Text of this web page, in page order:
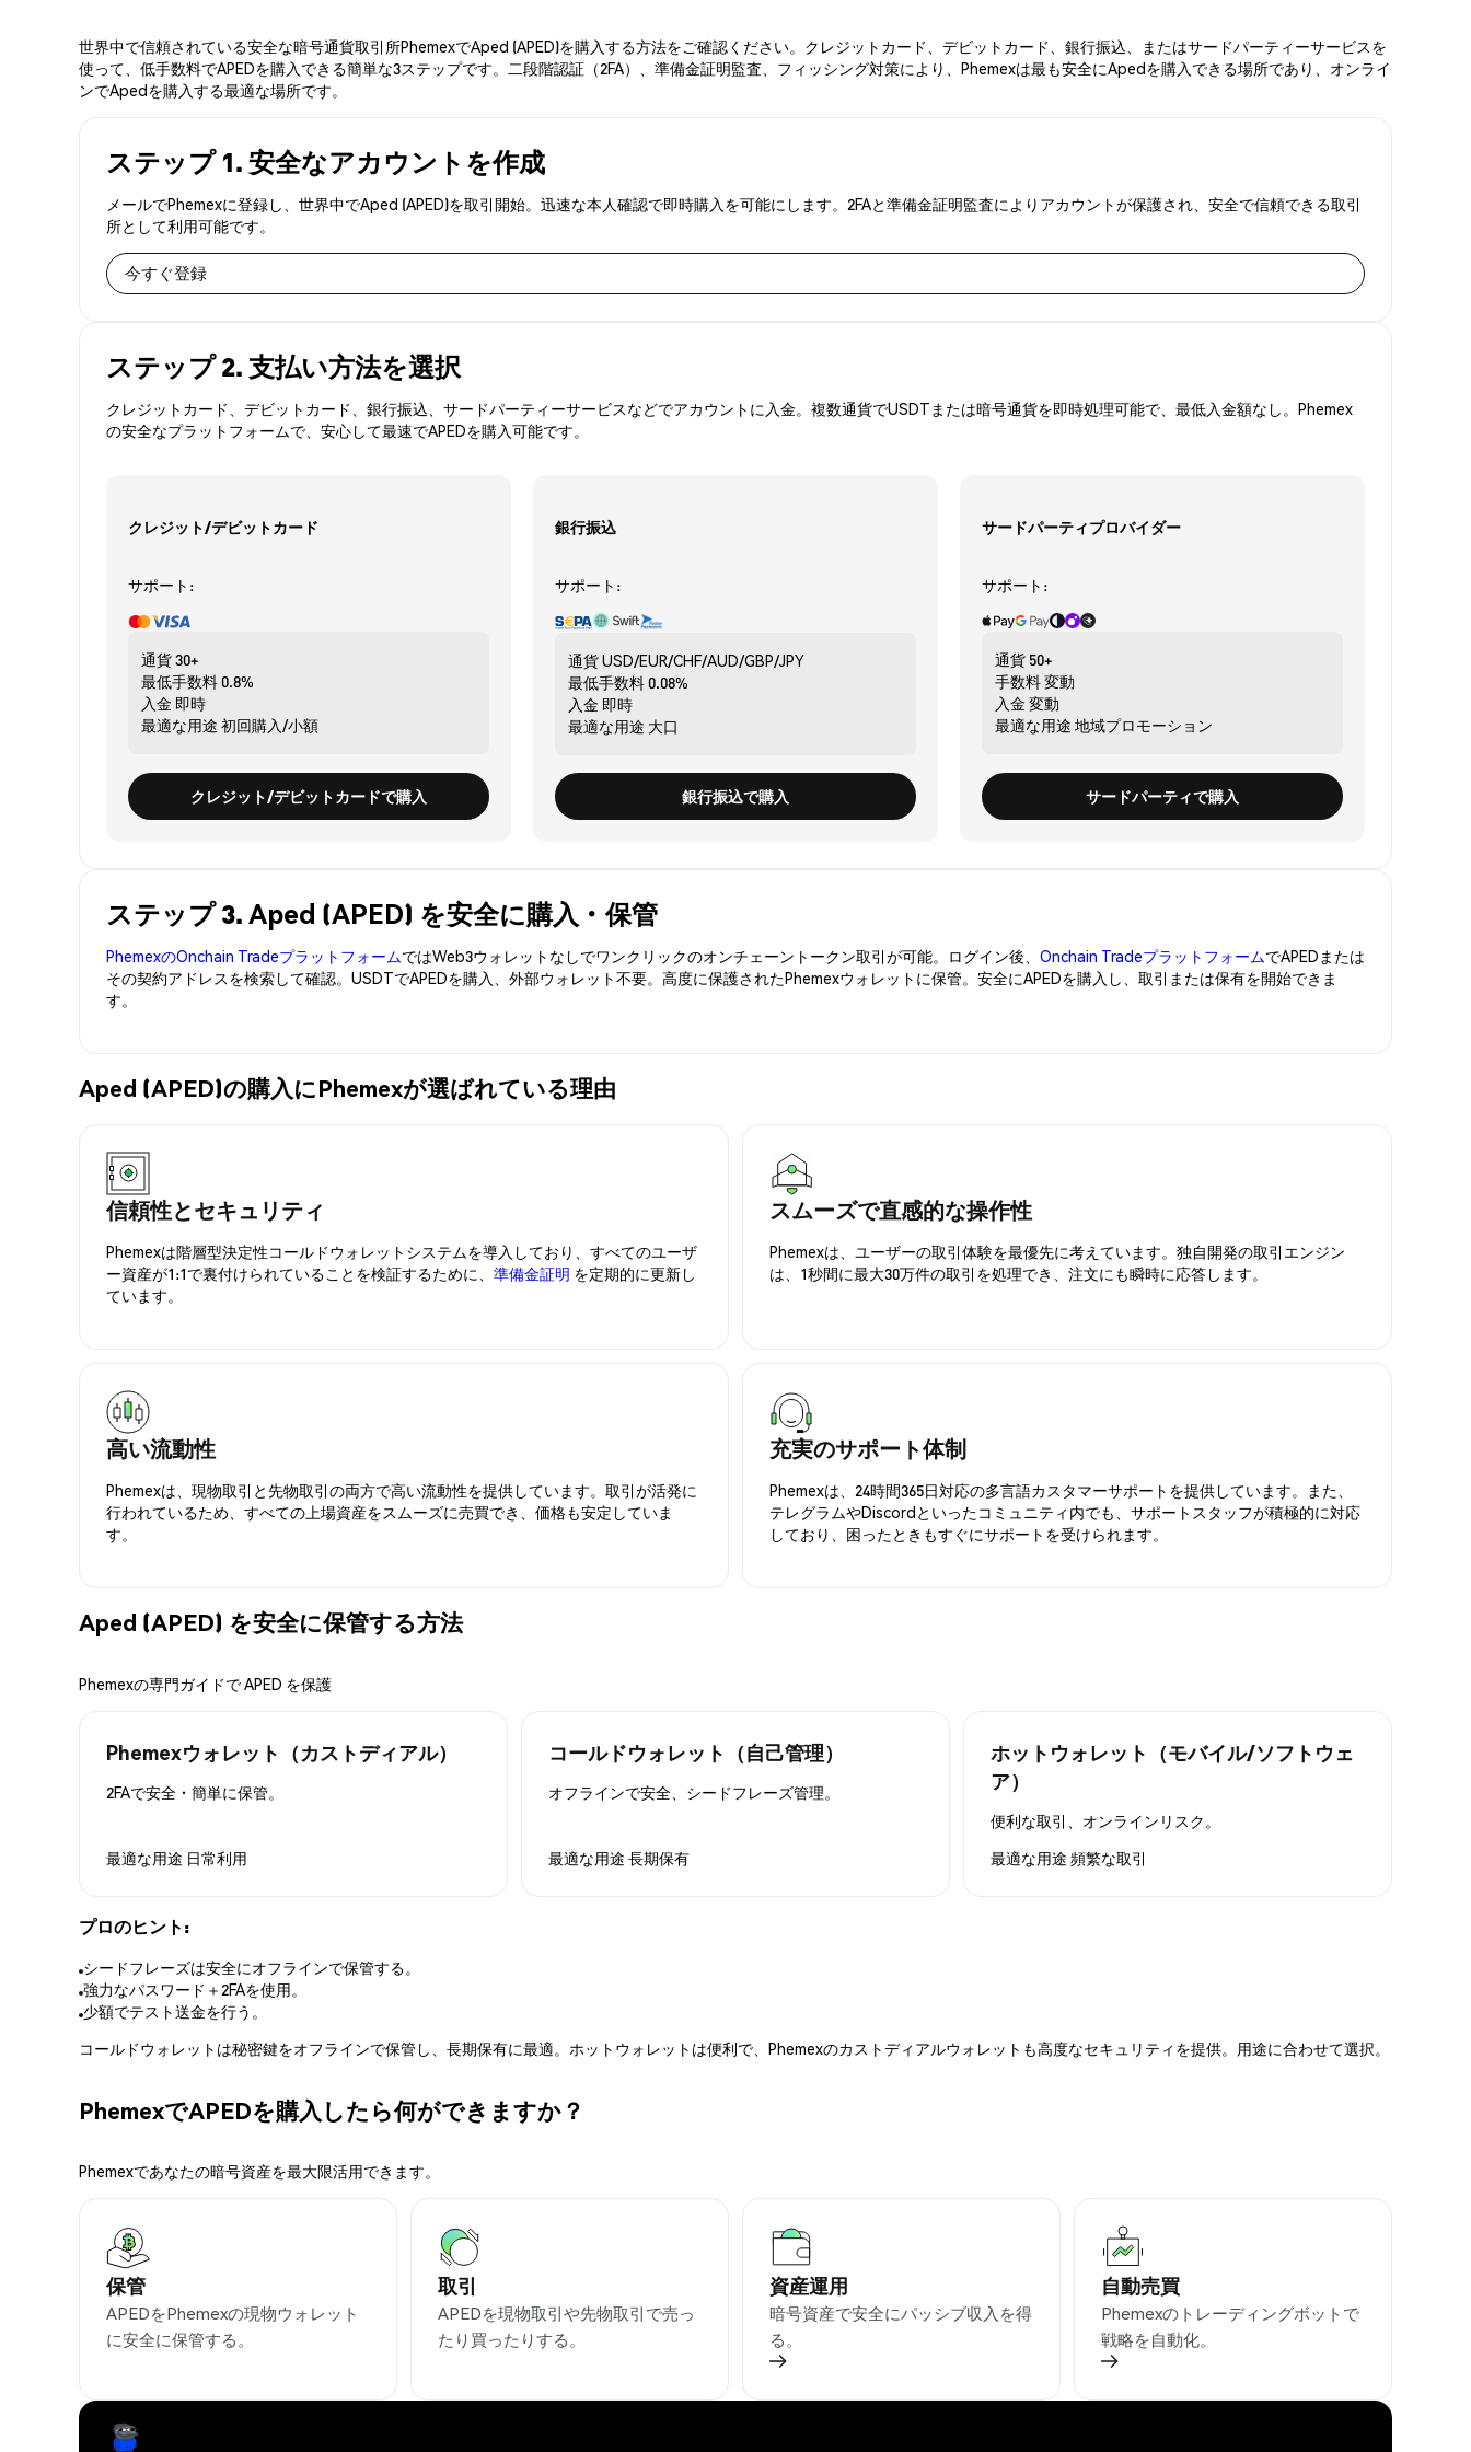
世界中で信頼されている安全な暗号通貨取引所PhemexでAped (APED)を購入する方法をご確認ください。クレジットカード、デビットカード、銀行振込、またはサードパーティーサービスを
使って、低手数料でAPEDを購入できる簡単な3ステップです。二段階認証（2FA）、準備金証明監査、フィッシング対策により、Phemexは最も安全にApedを購入できる場所であり、オンライ
ンでApedを購入する最適な場所です。
ステップ 1. 安全なアカウントを作成
メールでPhemexに登録し、世界中でAped (APED)を取引開始。迅速な本人確認で即時購入を可能にします。2FAと準備金証明監査によりアカウントが保護され、安全で信頼できる取引
所として利用可能です。
今すぐ登録
ステップ 2. 支払い方法を選択
クレジットカード、デビットカード、銀行振込、サードパーティーサービスなどでアカウントに入金。複数通貨でUSDTまたは暗号通貨を即時処理可能で、最低入金額なし。Phemex
の安全なプラットフォームで、安心して最速でAPEDを購入可能です。
クレジット/デビットカード
サポート:
通貨30+
最低手数料0.8%
入金 即時
最適な用途 初回購入/小額
クレジット/デビットカードで購入
銀行振込
サポート:
通貨USD/EUR/CHF/AUD/GBP/JPY
最低手数料0.08%
入金 即時
最適な用途 大口
銀行振込で購入
サードパーティプロバイダー
サポート:
通貨 50+
手数料変動
入金 変動
最適な用途 地域プロモーション
サードパーティで購入
ステップ 3. Aped (APED) を安全に購入・保管
PhemexのOnchain TradeプラットフォームではWeb3ウォレットなしでワンクリックのオンチェーントークン取引が可能。ログイン後、 Onchain TradeプラットフォームでAPEDまたは
その契約アドレスを検索して確認。USDTでAPEDを購入、外部ウォレット不要。高度に保護されたPhemexウォレットに保管。安全にAPEDを購入し、取引または保有を開始できま
す。
Aped (APED)の購入にPhemexが選ばれている理由
信頼性とセキュリティ
Phemexは階層型決定性コールドウォレットシステムを導入しており、すべてのユーザ
ー資産が1:1で裏付けられていることを検証するために、 準備金証明 を定期的に更新し
ています。
スムーズで直感的な操作性
Phemexは、ユーザーの取引体験を最優先に考えています。独自開発の取引エンジン
は、1秒間に最大30万件の取引を処理でき、注文にも瞬時に応答します。
高い流動性
Phemexは、現物取引と先物取引の両方で高い流動性を提供しています。取引が活発に
行われているため、すべての上場資産をスムーズに売買でき、価格も安定していま
す。
充実のサポート体制
Phemexは、24時間365日対応の多言語カスタマーサポートを提供しています。また、
テレグラムやDiscordといったコミュニティ内でも、サポートスタッフが積極的に対応
しており、困ったときもすぐにサポートを受けられます。
Aped (APED) を安全に保管する方法
Phemexの専門ガイドで APED を保護
Phemexウォレット（カストディアル）
2FAで安全・簡単に保管。
最適な用途 日常利用
コールドウォレット（自己管理）
オフラインで安全、シードフレーズ管理。
最適な用途 長期保有
ホットウォレット（モバイル/ソフトウェ
ア）
便利な取引、オンラインリスク。
最適な用途 頻繁な取引
プロのヒント:
シードフレーズは安全にオフラインで保管する。
強力なパスワード＋2FAを使用。
少額でテスト送金を行う。
コールドウォレットは秘密鍵をオフラインで保管し、長期保有に最適。ホットウォレットは便利で、Phemexのカストディアルウォレットも高度なセキュリティを提供。用途に合わせて選択。
PhemexでAPEDを購入したら何ができますか？
Phemexであなたの暗号資産を最大限活用できます。
保管
APEDをPhemexの現物ウォレット
に安全に保管する。
取引
APEDを現物取引や先物取引で売っ
たり買ったりする。
資産運用
暗号資産で安全にパッシブ収入を得
る。
自動売買
Phemexのトレーディングボットで
戦略を自動化。